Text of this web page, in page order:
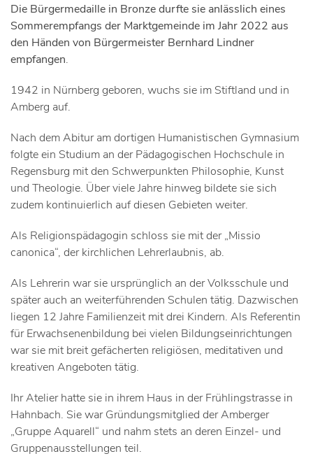
Die Bürgermedaille in Bronze durfte sie anlässlich eines
Sommerempfangs der Marktgemeinde im Jahr 2022 aus
den Händen von Bürgermeister Bernhard Lindner
empfangen.
1942 in Nürnberg geboren, wuchs sie im Stiftland und in
Amberg auf.
Nach dem Abitur am dortigen Humanistischen Gymnasium
folgte ein Studium an der Pädagogischen Hochschule in
Regensburg mit den Schwerpunkten Philosophie, Kunst
und Theologie. Über viele Jahre hinweg bildete sie sich
zudem kontinuierlich auf diesen Gebieten weiter.
Als Religionspädagogin schloss sie mit der „Missio
canonica“, der kirchlichen Lehrerlaubnis, ab.
Als Lehrerin war sie ursprünglich an der Volksschule und
später auch an weiterführenden Schulen tätig. Dazwischen
liegen 12 Jahre Familienzeit mit drei Kindern. Als Referentin
für Erwachsenenbildung bei vielen Bildungseinrichtungen
war sie mit breit gefächerten religiösen, meditativen und
kreativen Angeboten tätig.
Ihr Atelier hatte sie in ihrem Haus in der Frühlingstrasse in
Hahnbach. Sie war Gründungsmitglied der Amberger
„Gruppe Aquarell“ und nahm stets an deren Einzel- und
Gruppenausstellungen teil.